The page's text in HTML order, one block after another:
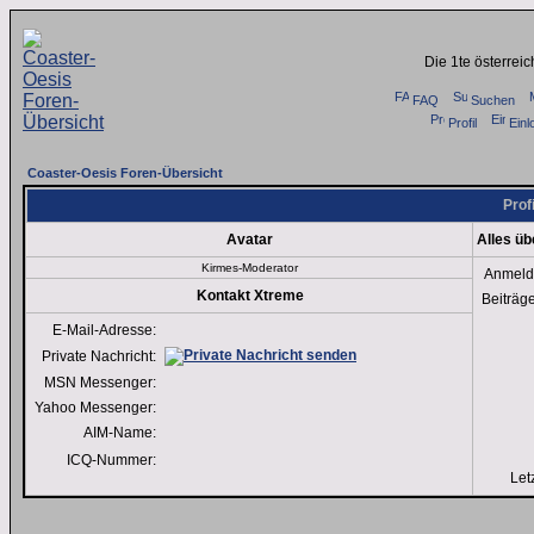
Die 1te
FAQ
Suchen
Profil
Coaster-Oesis Foren-Übersicht
Avatar Alles
Kirmes-Moderator
Kontakt Xtreme
E-Mail-Adresse:
Private Nachricht:
MSN Messenger:
Yahoo Messenger:
AIM-Name:
ICQ-Nummer: